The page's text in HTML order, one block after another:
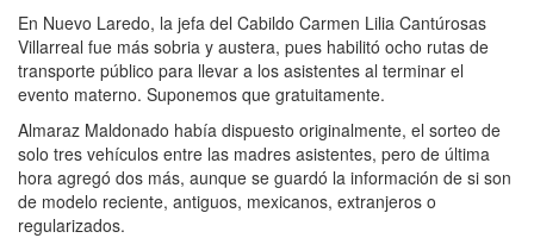
En Nuevo Laredo, la jefa del Cabildo Carmen Lilia Cantúrosas
Villarreal fue más sobria y austera, pues habilitó ocho rutas de
transporte público para llevar a los asistentes al terminar el
evento materno. Suponemos que gratuitamente.
Almaraz Maldonado había dispuesto originalmente, el sorteo de
solo tres vehículos entre las madres asistentes, pero de última
hora agregó dos más, aunque se guardó la información de si son
de modelo reciente, antiguos, mexicanos, extranjeros o
regularizados.